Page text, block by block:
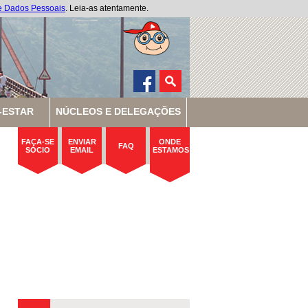
Dados Pessoais. Leia-as atentamente.
NÚCLEOS E DELEGAÇÕES
FAÇA-SE
SÓCIO
ENVIAR
EMAIL
FAQ
ONDE
ESTAMOS